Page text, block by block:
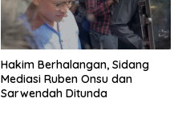
Hakim Berhalangan, Sidang
Mediasi Ruben Onsu dan
Sarwendah Ditunda